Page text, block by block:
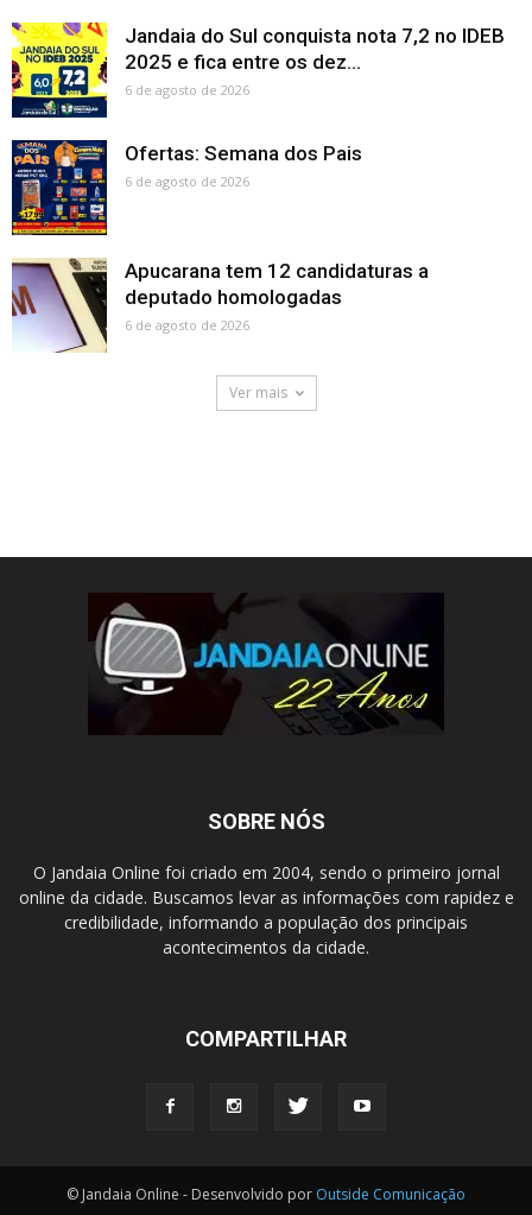
Jandaia do Sul conquista nota 7,2 no IDEB
2025 e fica entre os dez...
6 de agosto de 2026
Ofertas: Semana dos Pais
6 de agosto de 2026
Apucarana tem 12 candidaturas a
deputado homologadas
6 de agosto de 2026
Ver mais
SOBRE NÓS
O Jandaia Online foi criado em 2004, sendo o primeiro jornal
online da cidade. Buscamos levar as informações com rapidez e
credibilidade, informando a população dos principais
acontecimentos da cidade.
COMPARTILHAR
© Jandaia Online - Desenvolvido por Outside Comunicação